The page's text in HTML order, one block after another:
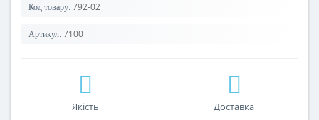
Код товару: 792-02
Артикул: 7100
Якість Доставка